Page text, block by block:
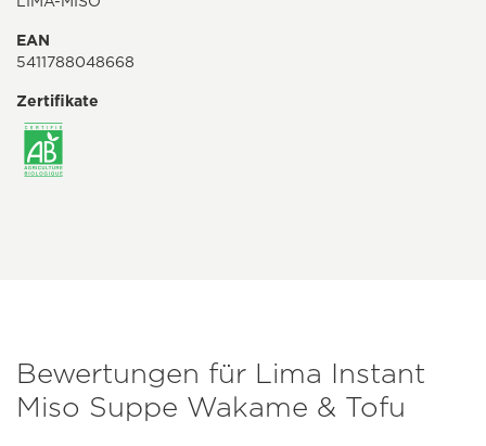
EAN
5411788048668
Zertifikate
Bewertungen für Lima Instant
Miso Suppe Wakame & Tofu